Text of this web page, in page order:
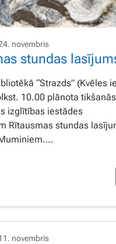
novembris
stundas
“Strazds” (Kvēles
10.00 plānota
izglītības iestādes
Rītausmas stundas
novembris